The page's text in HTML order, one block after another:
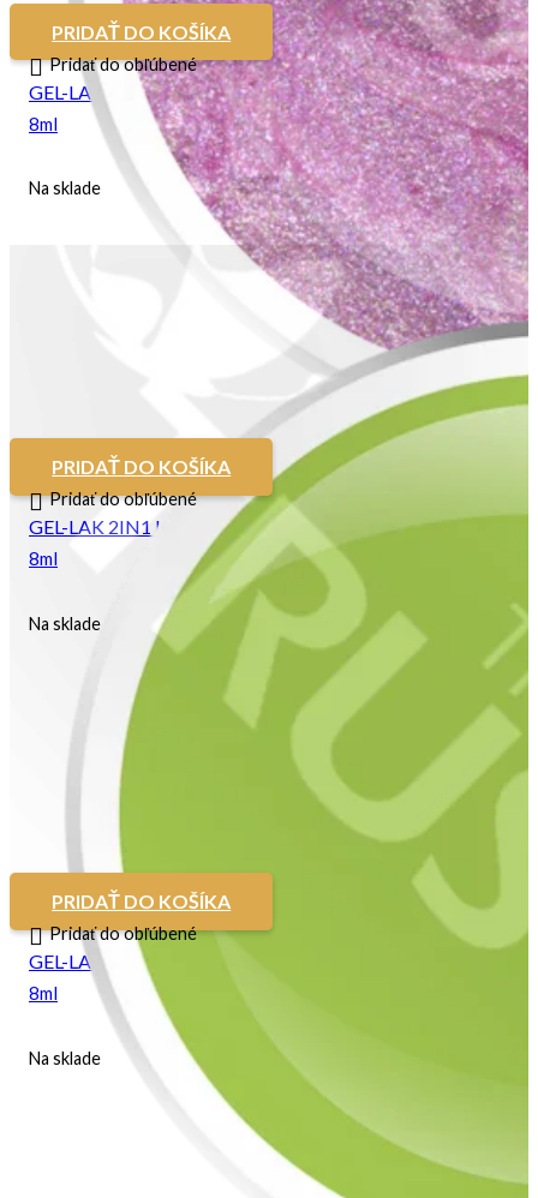
PRIDAŤ DO KOŠÍKA
Pridať do obľúbené
GEL-LAK 2IN1 Sansa
8ml
Na sklade
PRIDAŤ DO KOŠÍKA
Pridať do obľúbené
GEL-LAK 2IN1 Limo
8ml
Na sklade
PRIDAŤ DO KOŠÍKA
Pridať do obľúbené
GEL-LAK 2IN1 Pleasure
8ml
Na sklade